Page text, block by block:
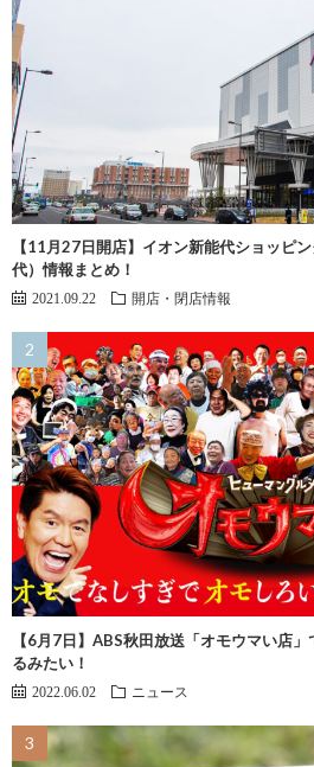
【11月27日開店】イオン新能代ショッピ
代）情報まとめ！
2021.09.22 開店・閉店情報
【6月7日】ABS秋田放送「オモウマい店
るみたい！
2022.06.02 ニュース